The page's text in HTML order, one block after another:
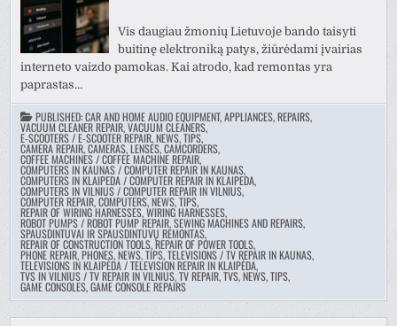
Vis daugiau žmonių Lietuvoje bando taisyti
buitinę elektroniką patys, žiūrėdami įvairias
interneto vaizdo pamokas. Kai atrodo, kad remontas yra
paprastas…
PUBLISHED:CAR AND HOME AUDIO EQUIPMENT, APPLIANCES, REPAIRS,
VACUUM CLEANER REPAIR, VACUUM CLEANERS,
E-SCOOTERS / E-SCOOTER REPAIR, NEWS, TIPS,
CAMERA REPAIR, CAMERAS, LENSES, CAMCORDERS,
COFFEE MACHINES / COFFEE MACHINE REPAIR,
COMPUTERS IN KAUNAS / COMPUTER REPAIR IN KAUNAS,
COMPUTERS IN KLAIPEDA / COMPUTER REPAIR IN KLAIPEDA,
COMPUTERS IN VILNIUS / COMPUTER REPAIR IN VILNIUS,
COMPUTER REPAIR, COMPUTERS, NEWS, TIPS,
REPAIR OF WIRING HARNESSES, WIRING HARNESSES,
ROBOT PUMPS / ROBOT PUMP REPAIR,SEWING MACHINES AND REPAIRS,
SPAUSDINTUVAI IR SPAUSDINTUVŲ REMONTAS,
REPAIR OF CONSTRUCTION TOOLS, REPAIR OF POWER TOOLS,
PHONE REPAIR, PHONES, NEWS, TIPS,TELEVISIONS / TV REPAIR IN KAUNAS,
TELEVISIONS IN KLAIPĖDA / TELEVISION REPAIR IN KLAIPĖDA,
TVS IN VILNIUS / TV REPAIR IN VILNIUS,TV REPAIR, TVS, NEWS, TIPS,
GAME CONSOLES, GAME CONSOLE REPAIRS